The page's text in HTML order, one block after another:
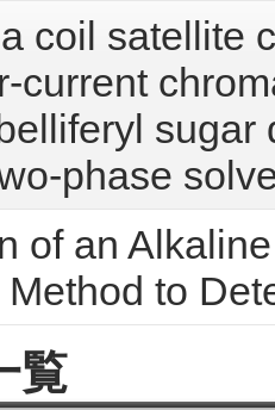
coil satellite
current
phase
of an
to
覧